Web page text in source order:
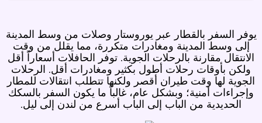
يوفر السفر بالقطار عبر يوروستار وصلات من وسط المدينة
إلى وسط المدينة ومغادرات متكررة، مما يقلل من وقت
الانتقال مقارنة بالرحلات الجوية. توفر الحافلات أسعاراً أقل
ولكن بأوقات رحلات أطول بكثير ومغادرات أقل. الرحلات
الجوية لها وقت طيران أقصر ولكنها تتطلب انتقالات للمطار
وإجراءات أمنية؛ وبشكل عام، غالباً ما يكون السفر بالسكك
الحديدية من الباب إلى الباب أسرع من لندن إلى ليل.